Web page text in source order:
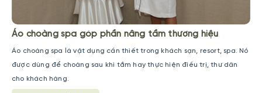
Áo choàng spa góp phần nâng tầm thương hiệu
Áo choàng spa là vật dụng cần thiết trong khách sạn, resort, spa. Nó
được dùng để choàng sau khi tắm hay thực hiện điều trị, thư dãn
cho khách hàng.